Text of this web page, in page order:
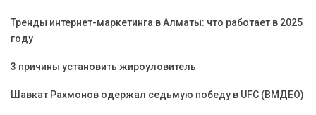
Тренды интернет-маркетинга в Алматы: что работает в 2025
году
3 причины установить жироуловитель
Шавкат Рахмонов одержал седьмую победу в UFC (ВМДЕО)